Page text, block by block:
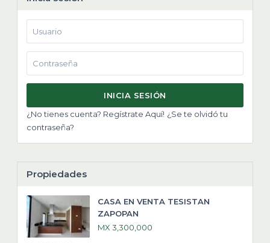
INICIA SESIÓN
¿No tienes cuenta? Regístrate Aquí! ¿Se te olvidó tu
contraseña?
Propiedades
CASA EN VENTA TESISTAN
ZAPOPAN
MX 3,300,000